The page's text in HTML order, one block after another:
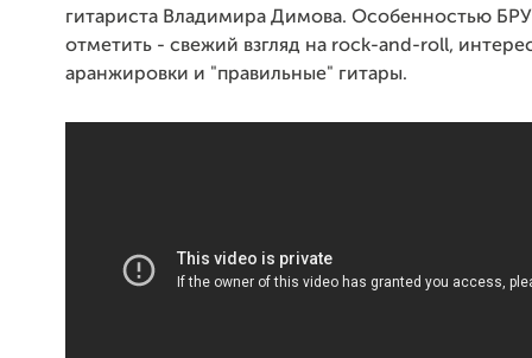
гитариста Владимира Димова. Особенностью
отметить - свежий взгляд на rock-and-roll,
аранжировки и "правильные" гитары.